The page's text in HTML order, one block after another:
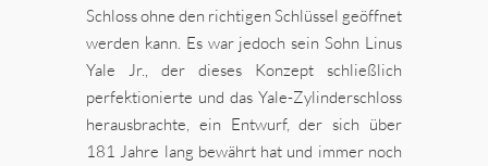
Schloss ohne den richtigen Schlüssel geöffnet
werden kann. Es war jedoch sein Sohn Linus
Yale Jr., der dieses Konzept schließlich
perfektionierte und das Yale-Zylinderschloss
herausbrachte, ein Entwurf, der sich über
181 Jahre lang bewährt hat und immer noch